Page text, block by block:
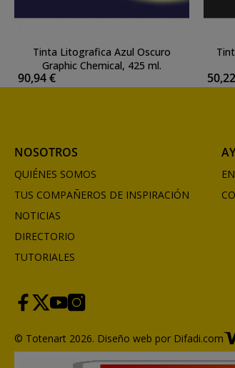
Tinta Litografica Azul Oscuro
Graphic Chemical, 425 ml.
90,94 €
NOSOTROS
QUIÉNES SOMOS
TUS COMPAÑEROS DE INSPIRACIÓN
NOTICIAS
DIRECTORIO
TUTORIALES
© Totenart 2026. Diseño web por Difadi.com